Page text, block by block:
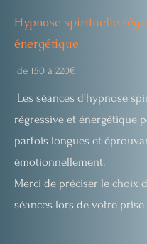
Hypnose spirituelle
énergétique
de 150 à 220€
Les séances d'hypnose
régressive et énergétique
parfois longues et
émotionnellement.
Merci de préciser le choix
séances lors de votre prise